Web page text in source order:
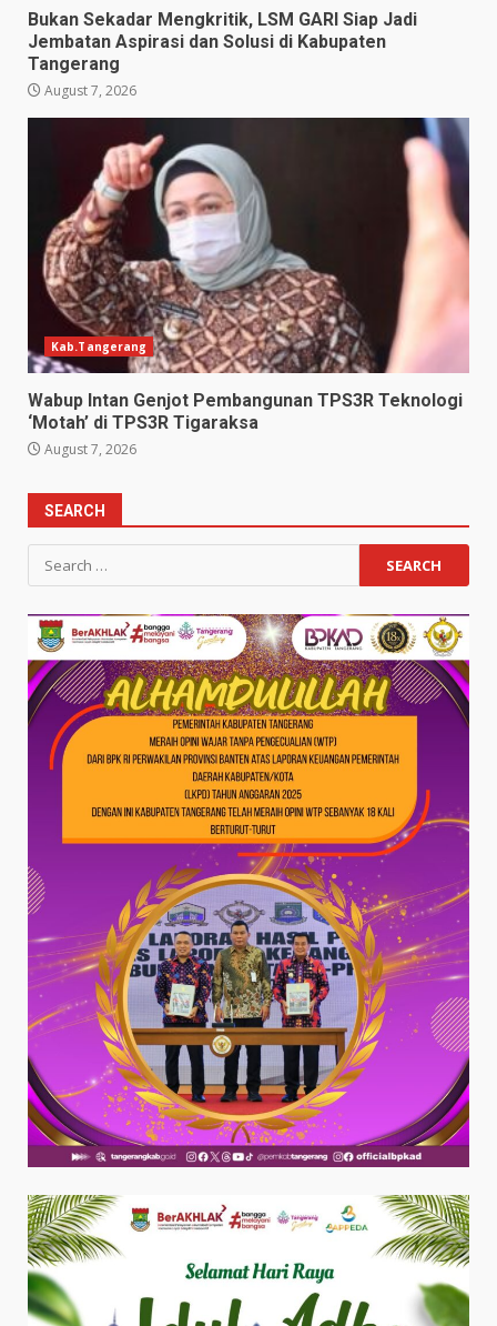
Bukan Sekadar Mengkritik, LSM GARI Siap Jadi
Jembatan Aspirasi dan Solusi di Kabupaten
Tangerang
August 7, 2026
Kab.Tangerang
Wabup Intan Genjot Pembangunan TPS3R Teknologi
‘Motah’ di TPS3R Tigaraksa
August 7, 2026
SEARCH
Search
for: